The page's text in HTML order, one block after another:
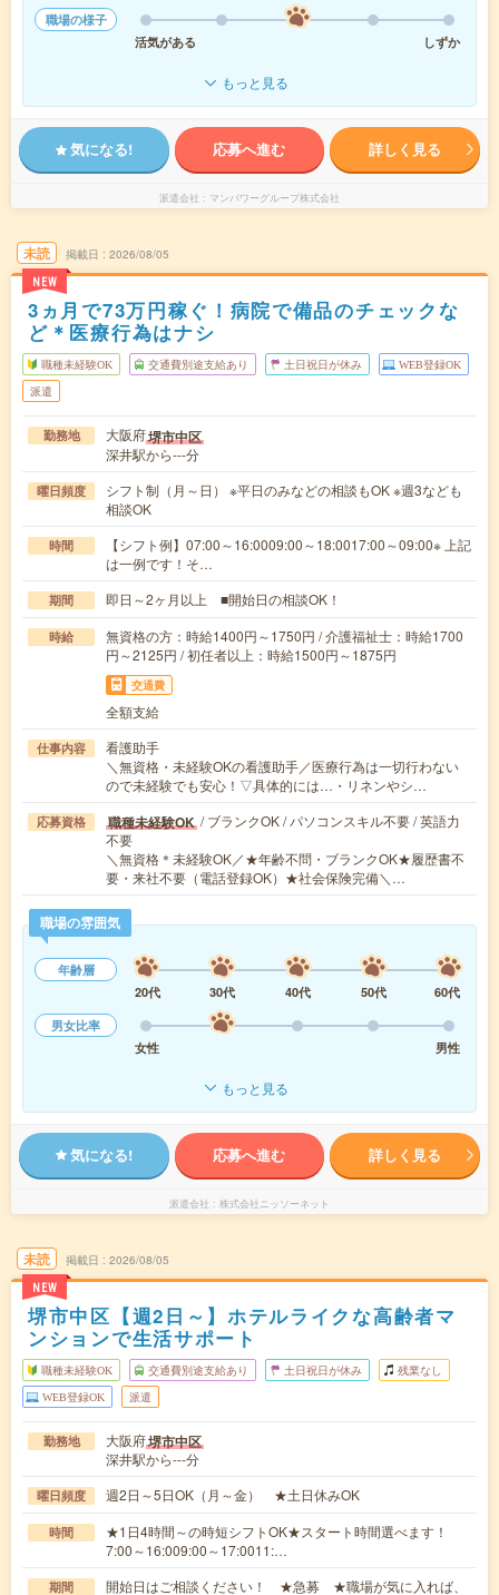
職場の様子
活気がある
しずか
もっと見る
気になる! 応募へ進む 詳しく見る
派遣会社 マンパワーグループ株式会社
未読
NEW
掲載日 2026/08/05
3ヵ月で73万円稼ぐ！病院で備品のチェックな
ど＊医療行為はナシ
職種未経験OK 交通費別途支給あり 土日祝日が休み WEB登録OK
派遣
勤務地 大阪府堺市中区
深井駅から---分
曜日頻度
シフト制（月～日） ※平日のみなどの相談もOK ※週3なども
相談OK
時間
【シフト例】07:00～16:0009:00～18:0017:00～09:00※ 上記
は一例です！そ…
期間 即日～2ヶ月以上 ■開始日の相談OK！
時給
無資格の方：時給1400円～1750円 / 介護福祉士：時給1700
円～2125円 / 初任者以上：時給1500円～1875円
交通費
全額支給
仕事内容
看護助手
＼無資格・未経験OKの看護助手／医療行為は一切行わない
ので未経験でも安心！▽具体的には…・リネンやシ…
応募資格 職種未経験OK / ブランクOK / パソコンスキル不要 / 英語力
不要
＼無資格＊未経験OK／★年齢不問・ブランクOK★履歴書不
要・来社不要（電話登録OK）★社会保険完備＼…
職場の雰囲気
年齢層
20代
30代 40代 50代
60代
男女比率
女性
男性
もっと見る
気になる! 応募へ進む 詳しく見る
派遣会社 株式会社ニッソーネット
未読
NEW
掲載日 2026/08/05
堺市中区【週2日～】ホテルライクな高齢者マ
ンションで生活サポート
職種未経験OK 交通費別途支給あり 土日祝日が休み 残業なし
WEB登録OK 派遣
勤務地 大阪府堺市中区
深井駅から---分
曜日頻度 週2日～5日OK（月～金） ★土日休みOK
時間
★1日4時間～の時短シフトOK★スタート時間選べます！
7:00～16:009:00～17:0011:…
期間 開始日はご相談ください！ ★急募 ★職場が気に入れば、